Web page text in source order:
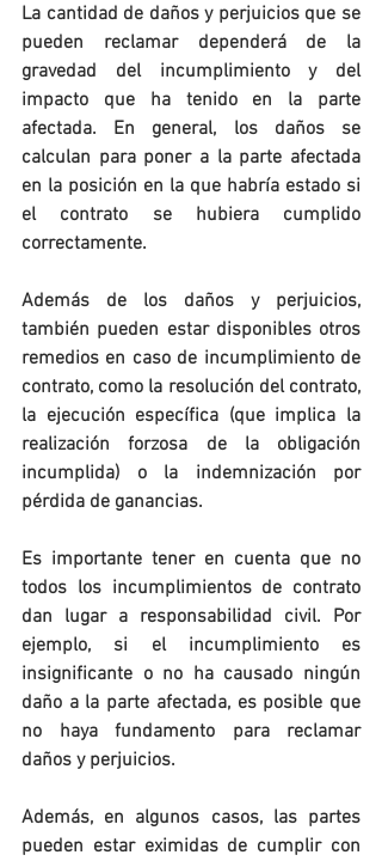
La cantidad de daños y perjuicios que se
pueden reclamar dependerá de la
gravedad del incumplimiento y del
impacto que ha tenido en la parte
afectada. En general, los daños se
calculan para poner a la parte afectada
en la posición en la que habría estado si
el contrato se hubiera cumplido
correctamente.
Además de los daños y perjuicios,
también pueden estar disponibles otros
remedios en caso de incumplimiento de
contrato, como la resolución del contrato,
la ejecución específica (que implica la
realización forzosa de la obligación
incumplida) o la indemnización por
pérdida de ganancias.
Es importante tener en cuenta que no
todos los incumplimientos de contrato
dan lugar a responsabilidad civil. Por
ejemplo, si el incumplimiento es
insignificante o no ha causado ningún
daño a la parte afectada, es posible que
no haya fundamento para reclamar
daños y perjuicios.
Además, en algunos casos, las partes
pueden estar eximidas de cumplir con